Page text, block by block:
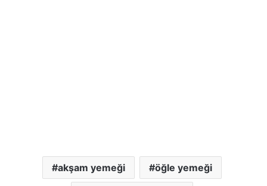
akşam yemeği öğle yemeği